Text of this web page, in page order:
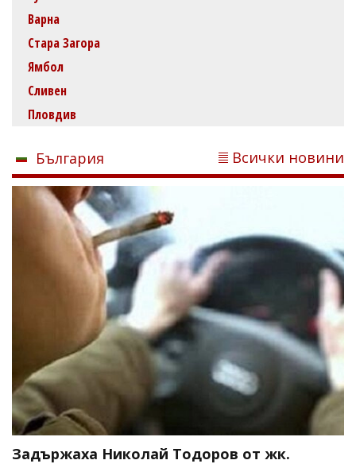
Варна
Стара Загора
Ямбол
Сливен
Пловдив
България Всички новини
Задържаха Николай Тодоров от жк.